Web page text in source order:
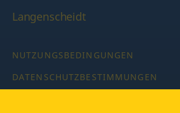
Langenscheidt
NUTZUNGSBEDINGUNGEN
DATENSCHUTZBESTIMMUNGEN